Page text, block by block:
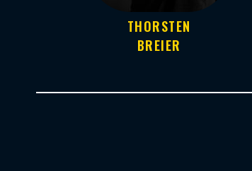
THORSTEN
BREIER